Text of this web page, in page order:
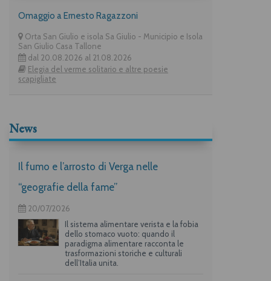
Omaggio a Ernesto Ragazzoni
Orta San Giulio e isola Sa Giulio - Municipio e Isola
San Giulio Casa Tallone
dal 20.08.2026 al 21.08.2026
Elegia del verme solitario e altre poesie
scapigliate
News
Il fumo e l’arrosto di Verga nelle
“geografie della fame”
20/07/2026
Il sistema alimentare verista e la fobia
dello stomaco vuoto: quando il
paradigma alimentare racconta le
trasformazioni storiche e culturali
dell’Italia unita.